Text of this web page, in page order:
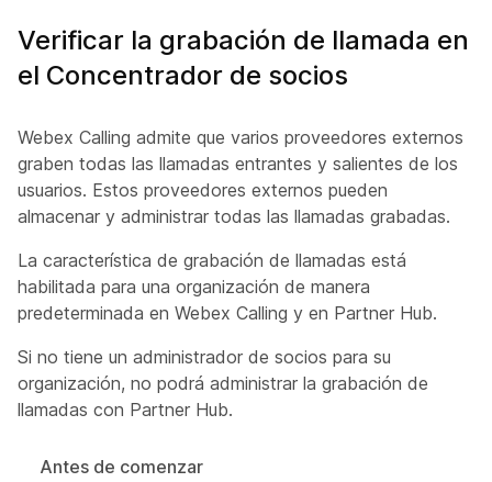
Verificar la grabación de llamada en
el Concentrador de socios
Webex Calling admite que varios proveedores externos
graben todas las llamadas entrantes y salientes de los
usuarios. Estos proveedores externos pueden
almacenar y administrar todas las llamadas grabadas.
La característica de grabación de llamadas está
habilitada para una organización de manera
predeterminada en Webex Calling y en Partner Hub.
Si no tiene un administrador de socios para su
organización, no podrá administrar la grabación de
llamadas con Partner Hub.
Antes de comenzar